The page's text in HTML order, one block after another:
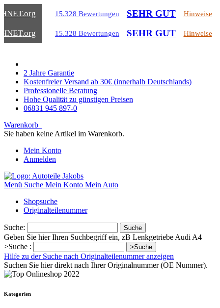
.org 15.328 Bewertungen SEHR GUT Hinweise
.org 15.328 Bewertungen SEHR GUT Hinweise
2 Jahre Garantie
Kostenfreier Versand ab 30€ (innerhalb Deutschlands)
Professionelle Beratung
Hohe Qualität zu günstigen Preisen
06831 945 897-0
Warenkorb
Sie haben keine Artikel im Warenkorb.
Mein Konto
Anmelden
Menü Suche Mein Konto Mein Auto
Shopsuche
Originalteilenummer
Suche: Suche
Geben Sie hier Ihren Suchbegriff ein, zB Lenkgetriebe Audi A4
>Suche :
>Suche
Hilfe zu der Suche nach Originalteilenummer anzeigen
Suchen Sie hier direkt nach Ihrer Originalnummer (OE Nummer).
Kategorien